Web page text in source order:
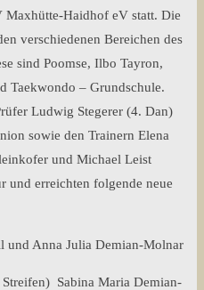
Maxhütte-Haidhof eV statt. Die
verschiedenen Bereichen des
sind Poomse, Ilbo Tayron,
Taekwondo – Grundschule.
Ludwig Stegerer (4. Dan)
sowie den Trainern Elena
und Michael Leist
und erreichten folgende neue
und Anna Julia Demian-Molnar
Sabina Maria Demian-